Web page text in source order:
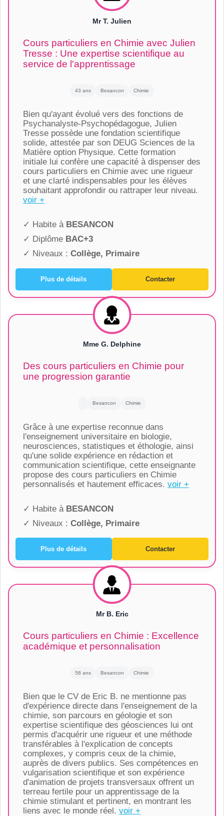
Mr T. Julien
Cours particuliers en Chimie avec Julien
Tresse : Une expertise scientifique au
service de l'apprentissage
43 ans Besancon Chimie
Bien qu'ayant évolué vers des fonctions de
Psychanalyste-Psychopédagogue, Julien
Tresse possède une fondation scientifique
solide, attestée par son DEUG Sciences de la
Matière option Physique. Cette formation
initiale lui confère une capacité à dispenser des
cours particuliers en Chimie avec une rigueur
et une clarté indispensables pour les élèves
souhaitant approfondir ou rattraper leur niveau.
voir +
✓ Habite à BESANCON
✓ Diplôme BAC+3
✓ Niveaux : Collège, Primaire
Plus de détails Contacter
Mme G. Delphine
Des cours particuliers en Chimie pour
une progression garantie
Besancon Chimie
Grâce à une expertise reconnue dans
l'enseignement universitaire en biologie,
neurosciences, statistiques et éthologie, ainsi
qu'une solide expérience en rédaction et
communication scientifique, cette enseignante
propose des cours particuliers en Chimie
personnalisés et hautement efficaces. voir +
✓ Habite à BESANCON
✓ Niveaux : Collège, Primaire
Plus de détails Contacter
Mr B. Eric
Cours particuliers en Chimie : Excellence
académique et personnalisation
58 ans Besancon Chimie
Bien que le CV de Eric B. ne mentionne pas
d'expérience directe dans l'enseignement de la
chimie, son parcours en géologie et son
expertise scientifique des géosciences lui ont
permis d'acquérir une rigueur et une méthode
transférables à l'explication de concepts
complexes, y compris ceux de la chimie,
auprès de divers publics. Ses compétences en
vulgarisation scientifique et son expérience
d'animation de projets transversaux offrent un
terreau fertile pour un apprentissage de la
chimie stimulant et pertinent, en montrant les
liens avec le monde réel. voir +